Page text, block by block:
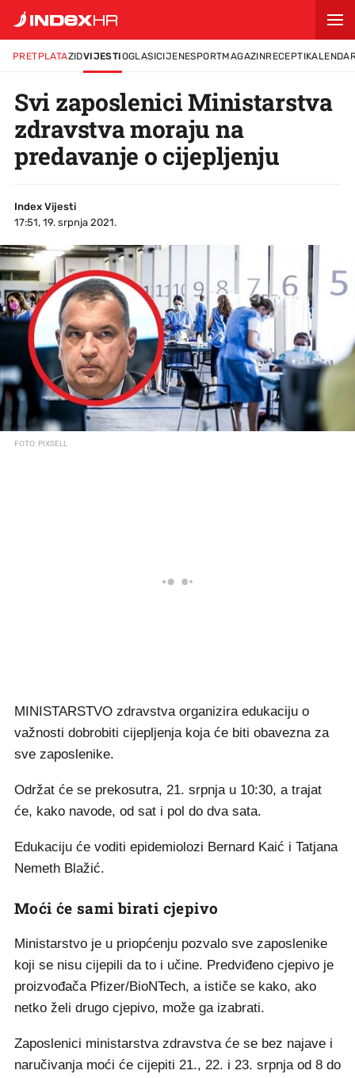
PRETPLATAZIDVIJESTIOGLASICIJENESPORTMAGAZINRECEPTI
Svi zaposlenici Ministarstva
zdravstva moraju na
predavanje o cijepljenju
Index Vijesti
17:51, 19. srpnja 2021.
FOTO: PIXSELL
MINISTARSTVO zdravstva organizira edukaciju o
važnosti dobrobiti cijepljenja koja će biti obavezna za
sve zaposlenike.
Održat će se prekosutra, 21. srpnja u 10:30, a trajat
će, kako navode, od sat i pol do dva sata.
Edukaciju će voditi epidemiolozi Bernard Kaić i Tatjana
Nemeth Blažić.
Moći će sami birati cjepivo
Ministarstvo je u priopćenju pozvalo sve zaposlenike
koji se nisu cijepili da to i učine. Predviđeno cjepivo je
proizvođača Pfizer/BioNTech, a ističe se kako, ako
netko želi drugo cjepivo, može ga izabrati.
Zaposlenici ministarstva zdravstva će se bez najave i
naručivanja moći će cijepiti 21., 22. i 23. srpnja od 8 do